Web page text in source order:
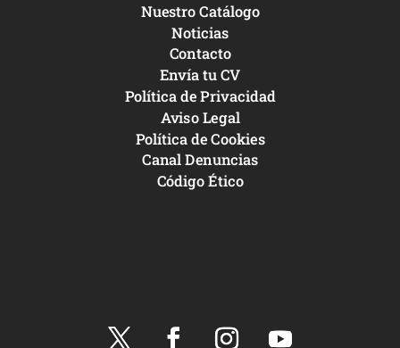
Nuestro Catálogo
Noticias
Contacto
Envía tu CV
Política de Privacidad
Aviso Legal
Política de Cookies
Canal Denuncias
Código Ético